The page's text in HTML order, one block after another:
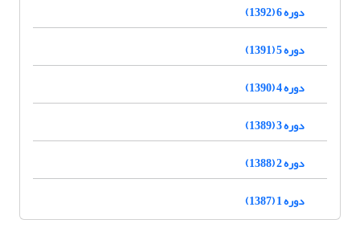
دوره 6 (1392)
دوره 5 (1391)
دوره 4 (1390)
دوره 3 (1389)
دوره 2 (1388)
دوره 1 (1387)